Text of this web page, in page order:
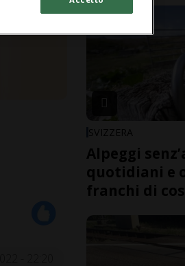
SVIZZERA
Alpeggi
quotidiani e
franchi di